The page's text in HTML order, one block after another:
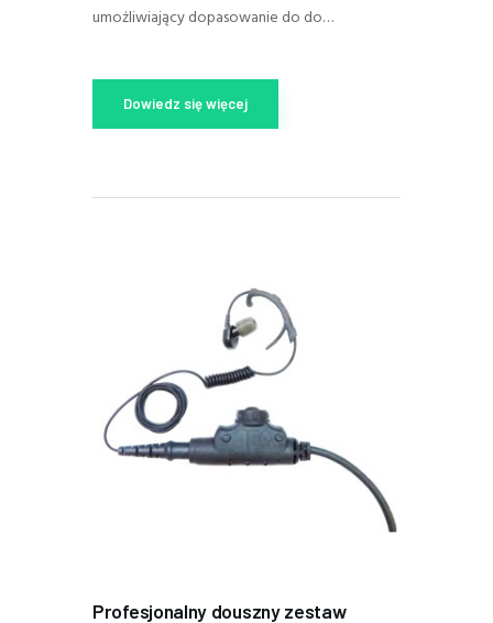
umożliwiający dopasowanie do do…
Dowiedz się więcej
Profesjonalny douszny zestaw